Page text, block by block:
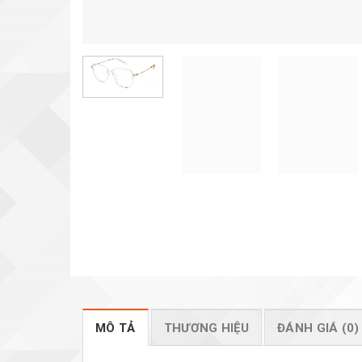
MÔ TẢ THƯƠNG HIỆU ĐÁNH GIÁ (0)